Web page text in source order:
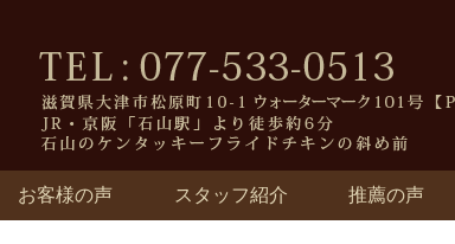
お客様の声 スタッフ紹介 推薦の声